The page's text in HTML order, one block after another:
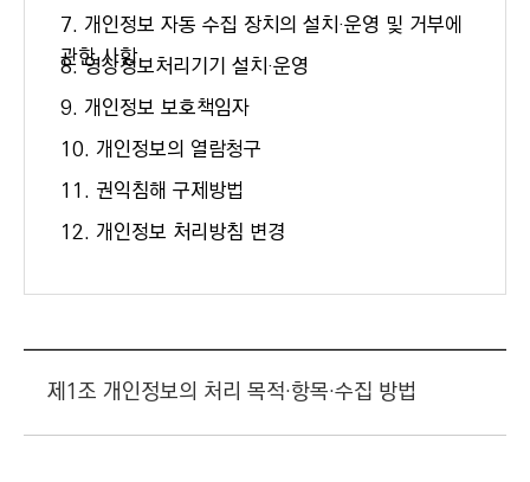
7. 개인정보 자동 수집 장치의 설치·운영 및 거부에
관한 사항
8. 영상정보처리기기 설치·운영
9. 개인정보 보호책임자
10. 개인정보의 열람청구
11. 권익침해 구제방법
12. 개인정보 처리방침 변경
제1조 개인정보의 처리 목적·항목·수집 방법